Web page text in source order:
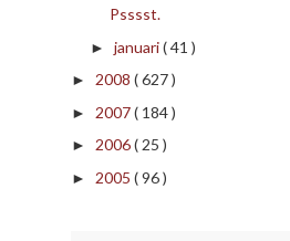
Psssst.
► januari( 41 )
► 2008 ( 627 )
► 2007( 184 )
► 2006( 25 )
► 2005 ( 96 )